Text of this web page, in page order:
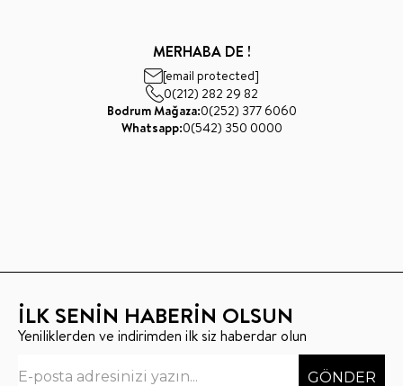
MERHABA DE !
[email protected]
0(212) 282 29 82
Bodrum Mağaza:0(252) 377 6060
Whatsapp:0(542) 350 0000
İLK SENİN HABERİN OLSUN
Yeniliklerden ve indirimden ilk siz haberdar olun
GÖNDER